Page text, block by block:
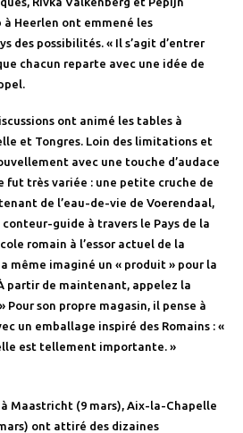
à Heerlen ont emmené les
des possibilités. « Il s’agit d’entrer
chacun reparte avec une idée de
ont animé les tables à
et Tongres. Loin des limitations et
avec une touche d’audace
fut très variée : une petite cruche de
de l’eau-de-vie de Voerendaal,
guide à travers le Pays de la
romain à l’essor actuel de la
même imaginé un « produit » pour la
partir de maintenant, appelez la
Pour son propre magasin, il pense à
un emballage inspiré des Romains : «
est tellement importante. »
Maastricht (9 mars), Aix-la-Chapelle
ont attiré des dizaines